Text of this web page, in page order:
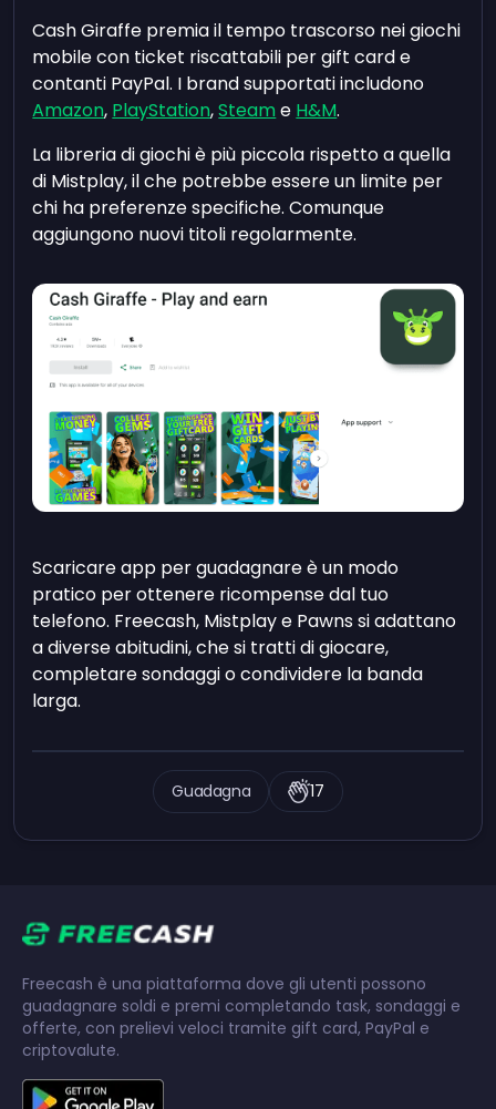
Cash Giraffe premia il tempo trascorso nei giochi
mobile con ticket riscattabili per gift card e
contanti PayPal. I brand supportati includono
Amazon, PlayStation,Steame H&M.
La libreria di giochi è più piccola rispetto a quella
di Mistplay, il che potrebbe essere un limite per
chi ha preferenze specifiche. Comunque
aggiungono nuovi titoli regolarmente.
Scaricare app per guadagnare è un modo
pratico per ottenere ricompense dal tuo
telefono. Freecash, Mistplay e Pawns si adattano
a diverse abitudini, che si tratti di giocare,
completare sondaggi o condividere la banda
larga.
Guadagna 17
Freecash è una piattaforma dove gli utenti possono
guadagnare soldi e premi completando task, sondaggi e
offerte, con prelievi veloci tramite gift card, PayPal e
criptovalute.